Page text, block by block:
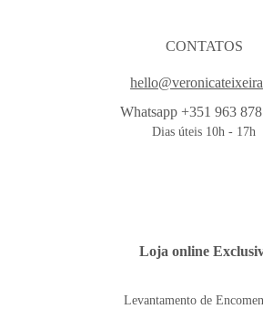
Loja online
CONTATOS
Whatsapp +351 963
Dias úteis 10h - 17h
Levantamento de